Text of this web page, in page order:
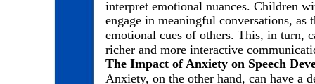
interpret emotional nuances. Children
engage in meaningful conversations, as
emotional cues of others. This, in turn,
richer and more interactive
The Impact of Anxiety on Speech
Anxiety, on the other hand, can have a